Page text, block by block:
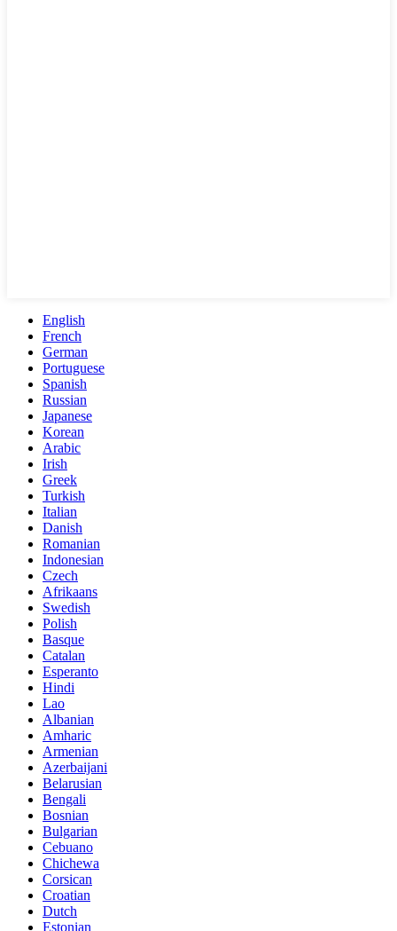
English
French
German
Portuguese
Spanish
Russian
Japanese
Korean
Arabic
Irish
Greek
Turkish
Italian
Danish
Romanian
Indonesian
Czech
Afrikaans
Swedish
Polish
Basque
Catalan
Esperanto
Hindi
Lao
Albanian
Amharic
Armenian
Azerbaijani
Belarusian
Bengali
Bosnian
Bulgarian
Cebuano
Chichewa
Corsican
Croatian
Dutch
Estonian